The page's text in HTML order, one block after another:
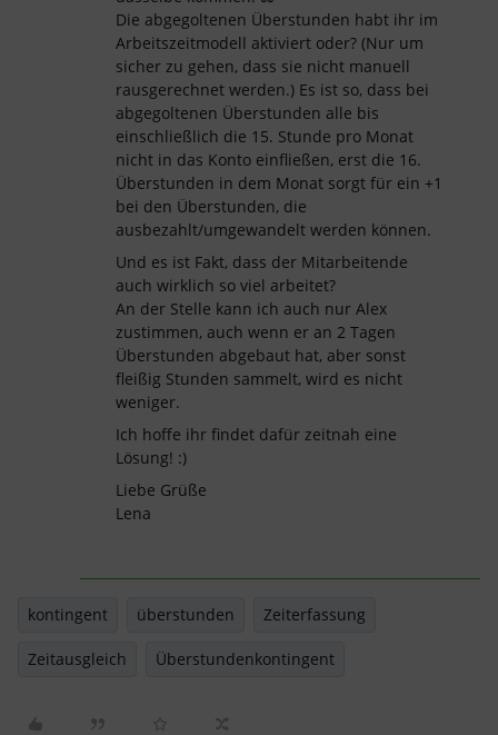
Die abgegoltenen Überstunden habt ihr im
Arbeitszeitmodell aktiviert oder? (Nur um
sicher zu gehen, dass sie nicht manuell
rausgerechnet werden.) Es ist so, dass bei
abgegoltenen Überstunden alle bis
einschließlich die 15. Stunde pro Monat
nicht in das Konto einfließen, erst die 16.
Überstunden in dem Monat sorgt für ein +1
bei den Überstunden, die
ausbezahlt/umgewandelt werden können.
Und es ist Fakt, dass der Mitarbeitende
auch wirklich so viel arbeitet?
An der Stelle kann ich auch nur Alex
zustimmen, auch wenn er an 2 Tagen
Überstunden abgebaut hat, aber sonst
fleißig Stunden sammelt, wird es nicht
weniger.
Ich hoffe ihr findet dafür zeitnah eine
Lösung! :)
Liebe Grüße
Lena
kontingent überstunden Zeiterfassung
Zeitausgleich Überstundenkontingent